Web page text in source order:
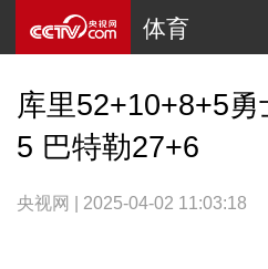
体育
库里52+10+8+5
5 巴特勒27+6
央视网 | 2025-04-02 11:03:18